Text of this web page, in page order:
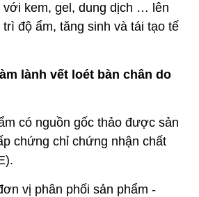
với kem, gel, dung dịch … lên
độ ẩm, tăng sinh và tái tạo tế
lành vết loét bàn chân do
có nguồn gốc thảo được sản
chứng chỉ chứng nhận chất
vị phân phối sản phẩm -